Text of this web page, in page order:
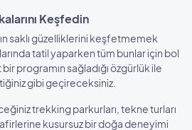
Keşfedin
saklı güzelliklerini keşfetmemek
tatil yaparken tüm bunlar için bol
programın sağladığı özgürlük ile
gibi geçireceksiniz.
trekking parkurları, tekne turları
kusursuz bir doğa deneyimi